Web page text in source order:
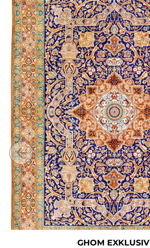
GHOM EXKLUSIV